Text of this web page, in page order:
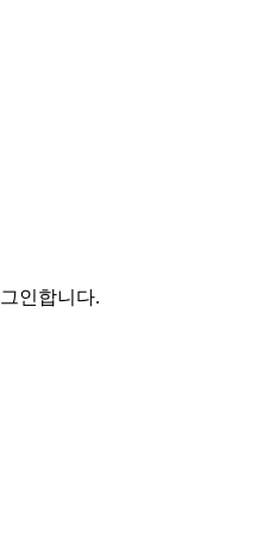
인합니다.